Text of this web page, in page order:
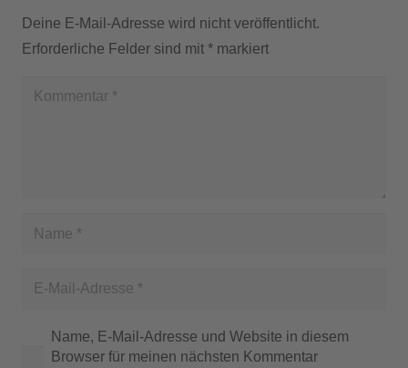
Deine E-Mail-Adresse wird nicht veröffentlicht.
Erforderliche Felder sind mit * markiert
Name, E-Mail-Adresse und Website in diesem
Browser für meinen nächsten Kommentar